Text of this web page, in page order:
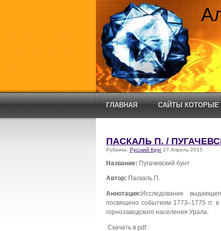
ГЛАВНАЯ САЙТЫ КОТОРЫЕ
ПАСКАЛЬ П. /
Рубрика: Русский Круг 27 Апрель 2015
Название: Пугачевский бунт
Автор: Паскаль П.
Аннотация:Исследование
посвящено событиям 1773–1775 гг.
горнозаводского населения Урала.
Скачать в pdf :